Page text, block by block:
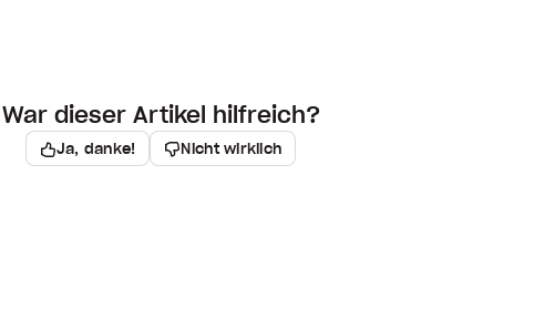
War dieser Artikel hilfreich?
Ja, danke! Nicht wirklich